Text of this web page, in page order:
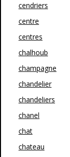
cendriers
centre
centres
chalhoub
champagne
chandelier
chandeliers
chanel
chat
chateau